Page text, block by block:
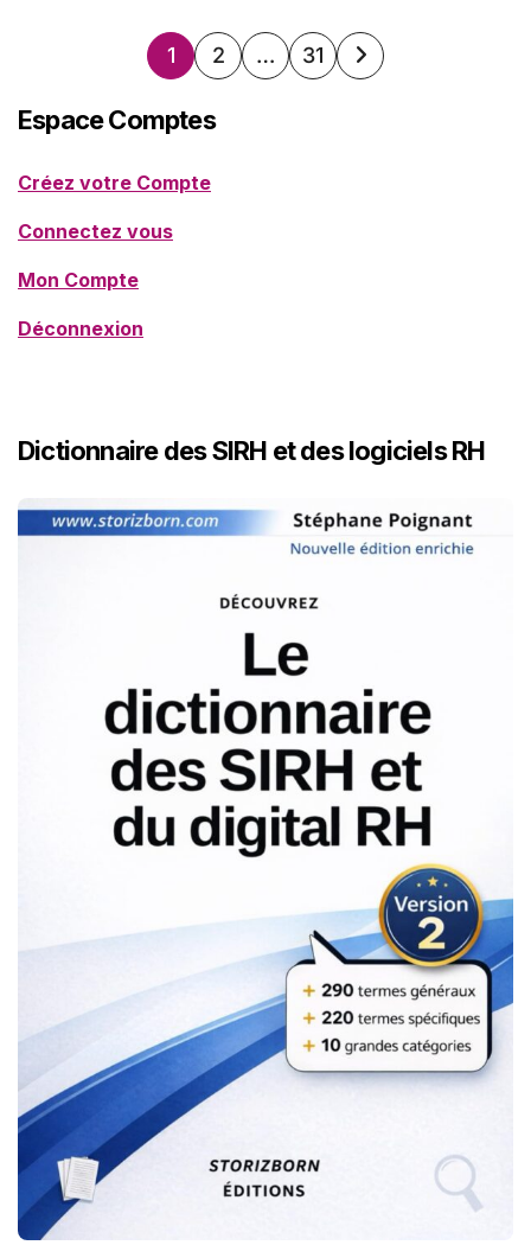
Pagination
publications
1 2 … 31
Espace Comptes
Créez votre Compte
Connectez vous
Mon Compte
Déconnexion
Dictionnaire des SIRH et des logiciels RH